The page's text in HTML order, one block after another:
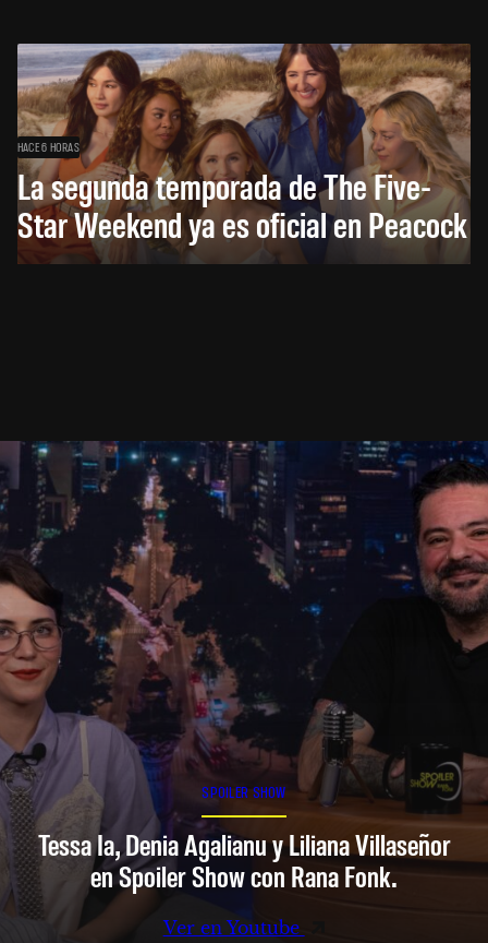
HACE 6 HORAS
La segunda temporada de The Five-
Star Weekend ya es oficial en Peacock
SPOILER SHOW
Tessa Ia, Denia Agalianu y Liliana Villaseñor
en Spoiler Show con Rana Fonk.
Ver en Youtube